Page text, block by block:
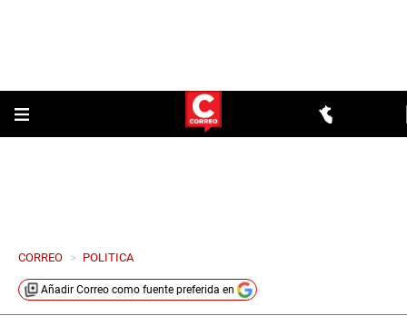
CORREO > POLITICA
Añadir Correo como fuente preferida en